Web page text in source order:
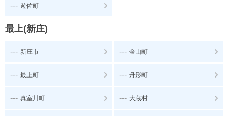
--- 遊佐町
最上(新庄)
--- 新庄市 --- 金山町
--- 最上町 --- 舟形町
--- 真室川町 --- 大蔵村